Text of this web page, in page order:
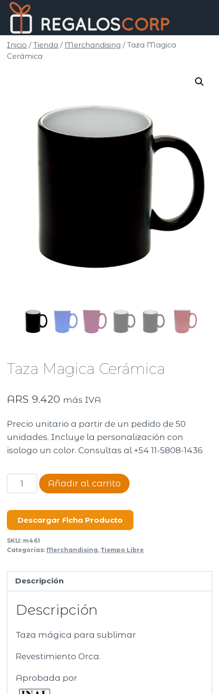
Saltar
contenido
Inicio / Tienda / Merchandising / Taza Magica
Cerámica
Taza Magica Cerámica
ARS 9.420 más IVA
Precio unitario a partir de un pedido de 50
unidades. Incluye la personalización con
isologo un color. Consultas al +54 11-5808-1436
Taza
Magica
cantidad
Añadir al carrito
Descargar Ficha Producto
SKU: m461
Categorías: Merchandising,Tiempo Libre
Descripción
Descripción
Taza mágica para sublimar
Revestimiento Orca.
Aprobada por